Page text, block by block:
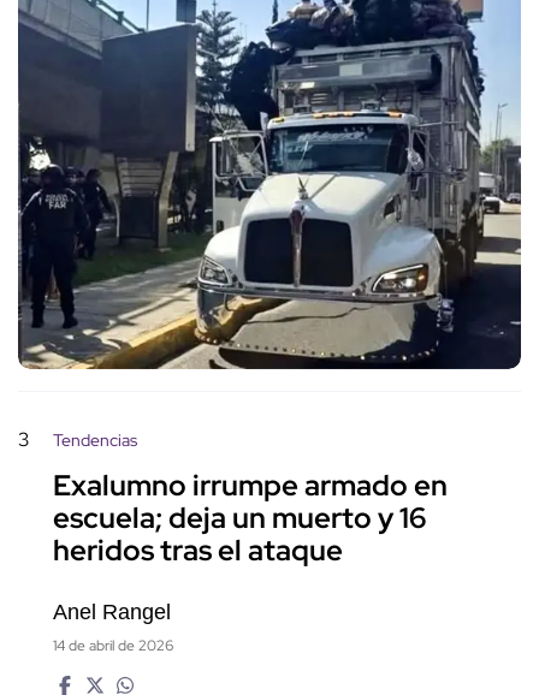
3 Tendencias
Exalumno irrumpe armado en
escuela; deja un muerto y 16
heridos tras el ataque
Anel Rangel
14 de abril de 2026